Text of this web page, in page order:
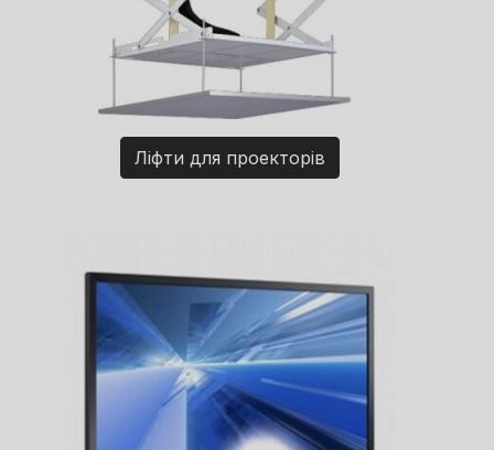
Ліфти для проекторів